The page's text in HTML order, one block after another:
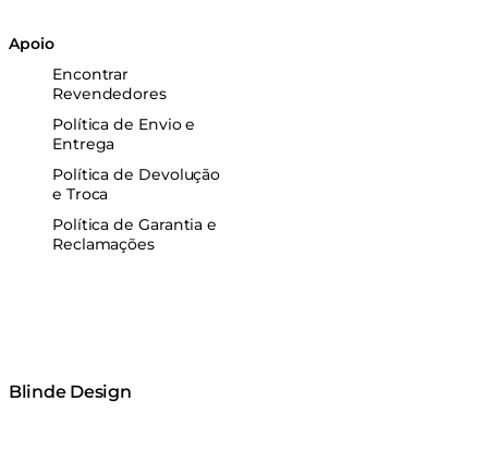
Apoio
Encontrar
Revendedores
Política de Envio e
Entrega
Política de Devolução
e Troca
Política de Garantia e
Reclamações
Blinde Design